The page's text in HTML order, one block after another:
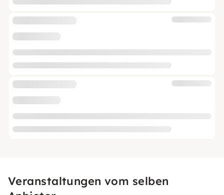
Veranstaltungen vom selben